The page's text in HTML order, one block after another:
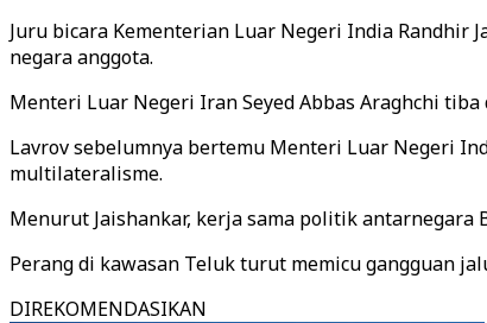
Juru bicara Kementerian Luar Negeri India Randhir
negara anggota.
Menteri Luar Negeri Iran Seyed Abbas Araghchi
Lavrov sebelumnya bertemu Menteri Luar Negeri
multilateralisme.
Menurut Jaishankar, kerja sama politik antarnegara
Perang di kawasan Teluk turut memicu gangguan
DIREKOMENDASIKAN